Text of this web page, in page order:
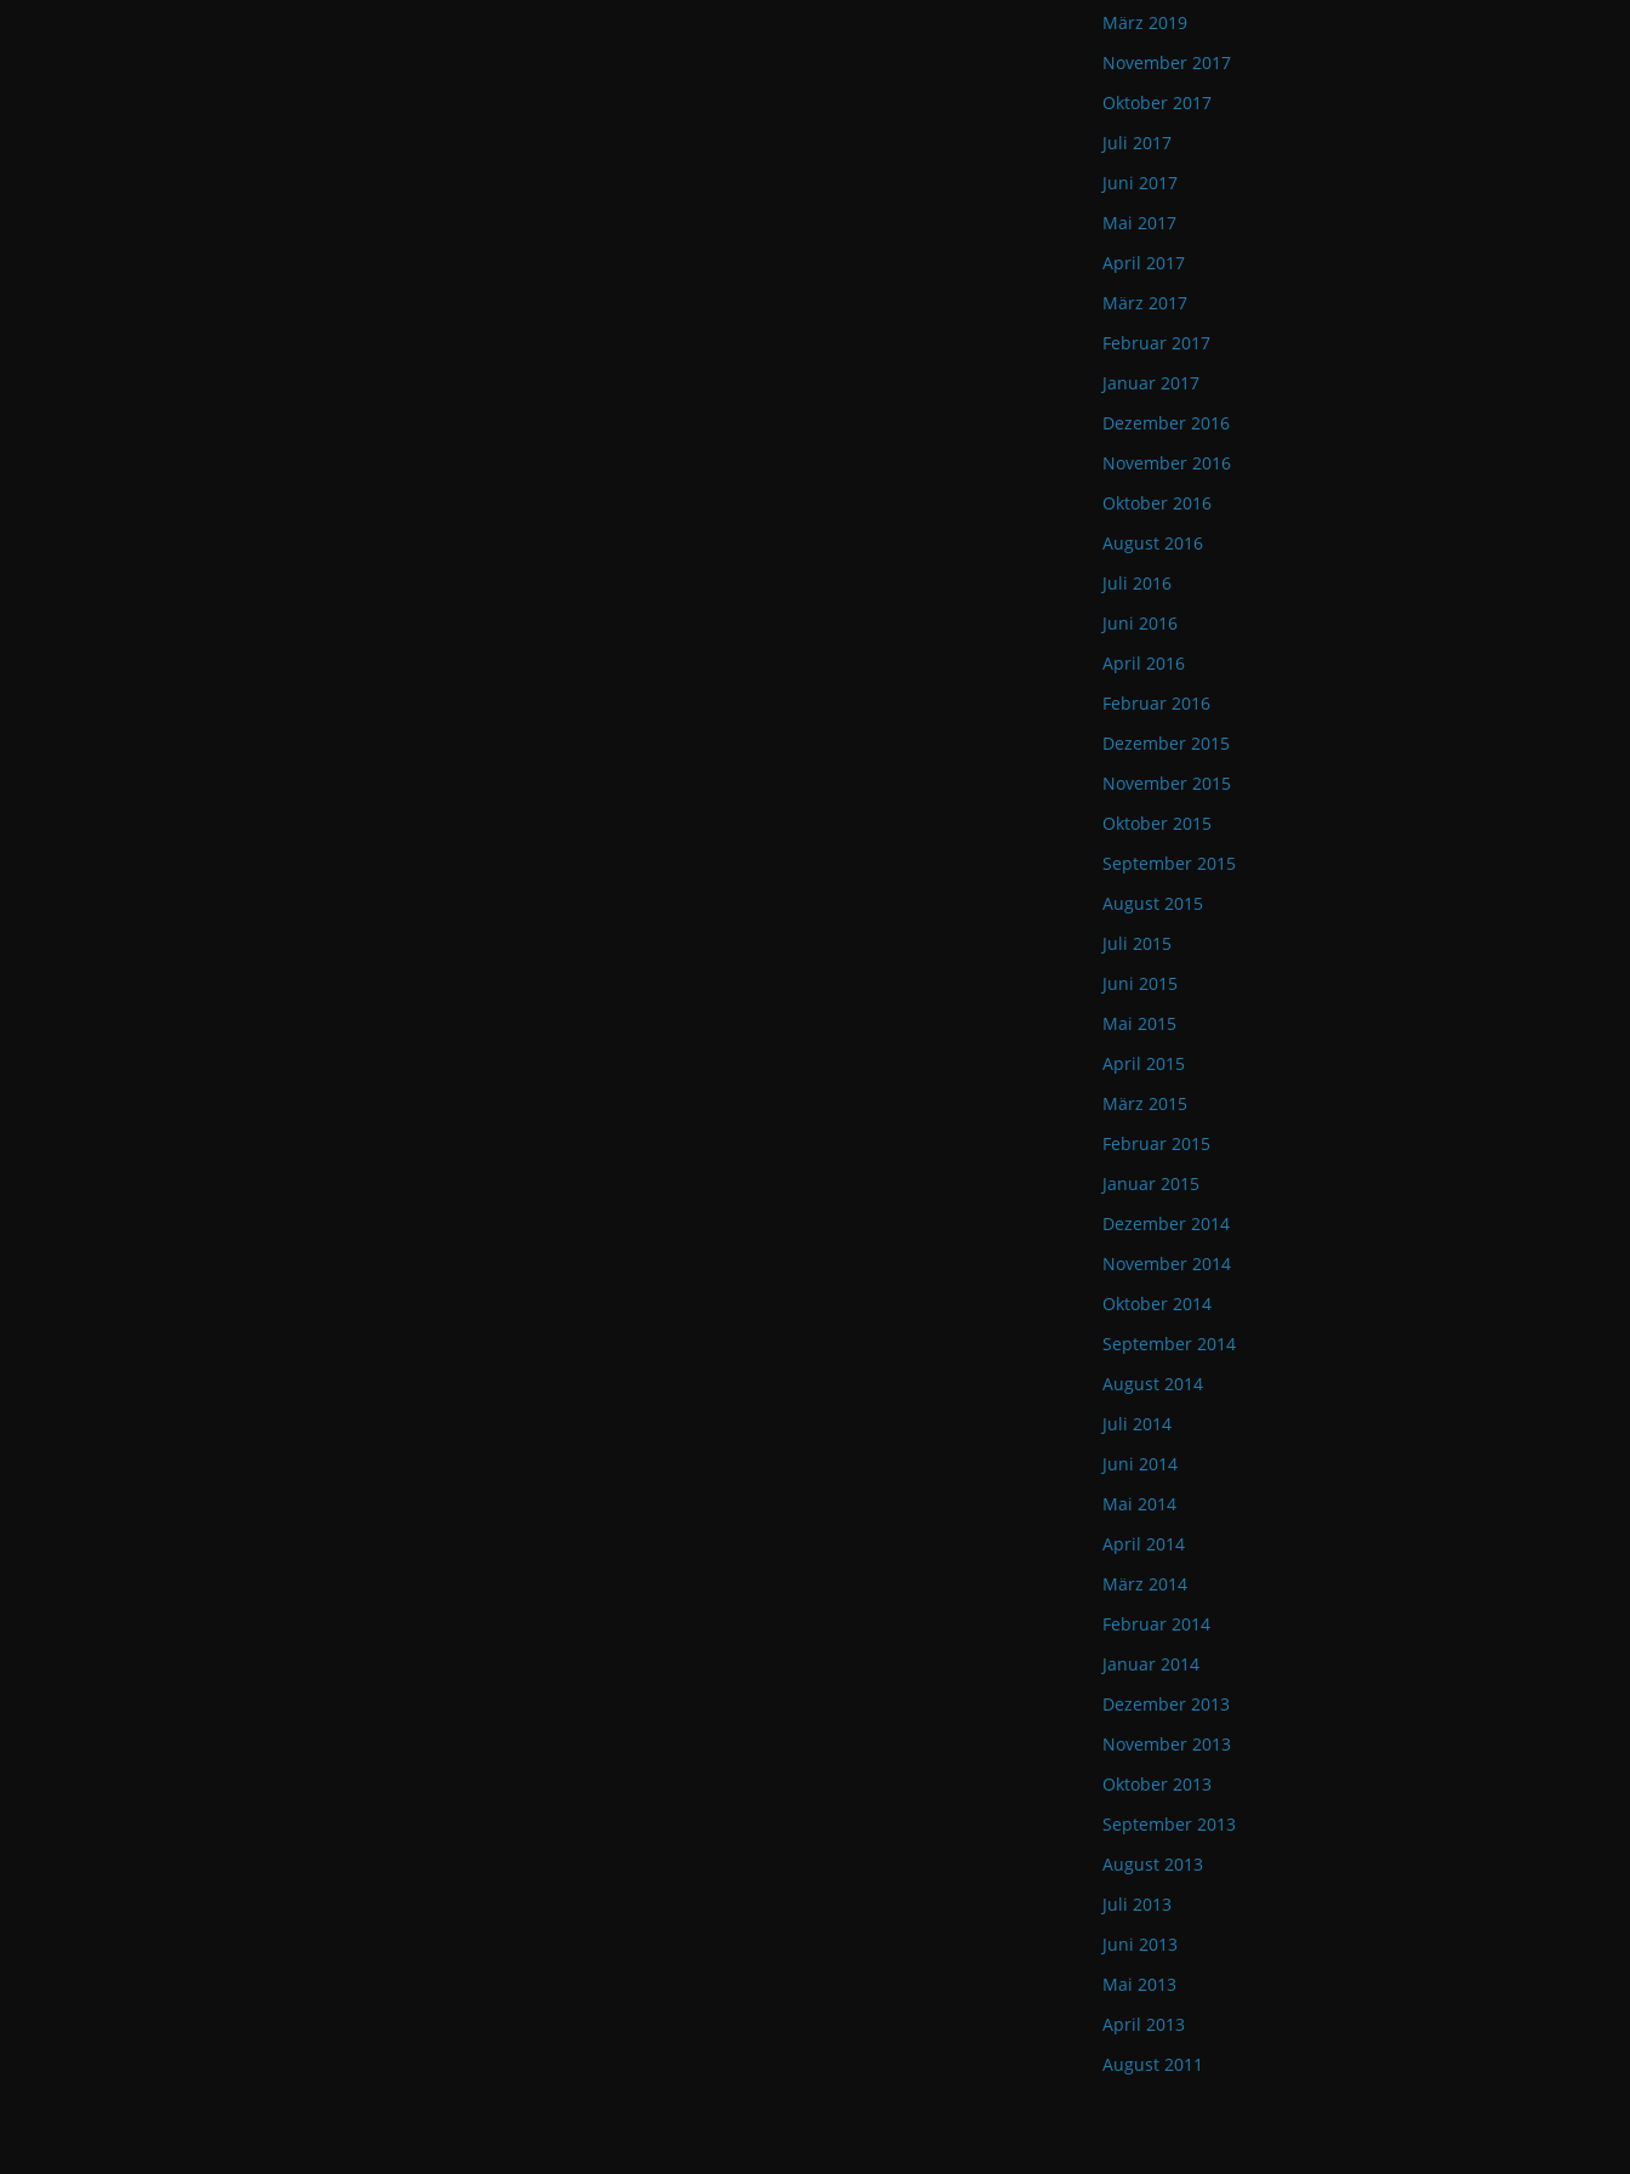
März 2019
November 2017
Oktober 2017
Juli 2017
Juni 2017
Mai 2017
April 2017
März 2017
Februar 2017
Januar 2017
Dezember 2016
November 2016
Oktober 2016
August 2016
Juli 2016
Juni 2016
April 2016
Februar 2016
Dezember 2015
November 2015
Oktober 2015
September 2015
August 2015
Juli 2015
Juni 2015
Mai 2015
April 2015
März 2015
Februar 2015
Januar 2015
Dezember 2014
November 2014
Oktober 2014
September 2014
August 2014
Juli 2014
Juni 2014
Mai 2014
April 2014
März 2014
Februar 2014
Januar 2014
Dezember 2013
November 2013
Oktober 2013
September 2013
August 2013
Juli 2013
Juni 2013
Mai 2013
April 2013
August 2011